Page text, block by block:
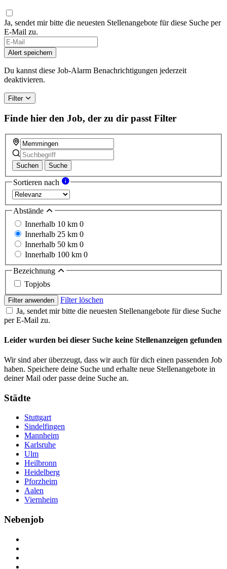
Ja, sendet mir bitte die neuesten Stellenangebote für diese Suche per
E-Mail zu.
Alert speichern
Du kannst diese Job-Alarm Benachrichtigungen jederzeit
deaktivieren.
Filter
Finde hier den Job, der zu dir passt Filter
Suchen Suche
Sortieren nach
Abstände
Innerhalb 10 km 0
Innerhalb 25 km 0
Innerhalb 50 km 0
Innerhalb 100 km 0
Bezeichnung
Topjobs
Filter anwenden
Filter löschen
Ja, sendet mir bitte die neuesten Stellenangebote für diese Suche
per E-Mail zu.
Leider wurden bei dieser Suche keine Stellenanzeigen gefunden
Wir sind aber überzeugt, dass wir auch für dich einen passenden Job
haben. Speichere deine Suche und erhalte neue Stellenangebote in
deiner Mail oder passe deine Suche an.
Städte
Stuttgart
Sindelfingen
Mannheim
Karlsruhe
Ulm
Heilbronn
Heidelberg
Pforzheim
Aalen
Viernheim
Nebenjob